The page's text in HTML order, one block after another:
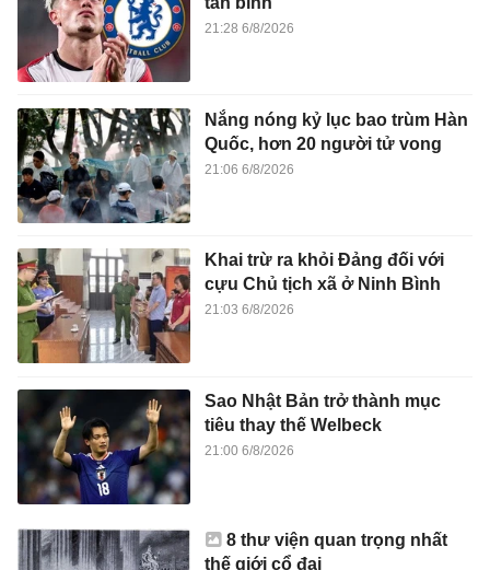
21:28 6/8/2026
Nắng nóng kỷ lục bao trùm Hàn
Quốc, hơn 20 người tử vong
21:06 6/8/2026
Khai trừ ra khỏi Đảng đối với
cựu Chủ tịch xã ở Ninh Bình
21:03 6/8/2026
Sao Nhật Bản trở thành mục
tiêu thay thế Welbeck
21:00 6/8/2026
8 thư viện quan trọng nhất
thế giới cổ đại